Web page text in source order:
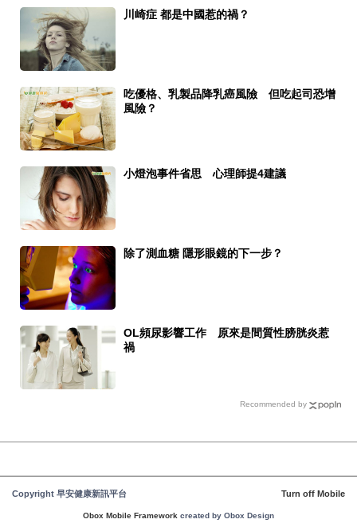
川崎症 都是中國惹的禍？
吃優格、乳製品降乳癌風險 但吃起司恐增
風險？
小燈泡事件省思 心理師提4建議
除了測血糖 隱形眼鏡的下一步？
OL頻尿影響工作 原來是間質性膀胱炎惹
禍
Recommended by
Copyright 早安健康新訊平台 Turn off Mobile
Obox Mobile Framework created by Obox Design